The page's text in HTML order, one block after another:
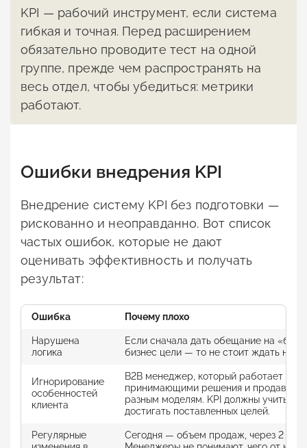
KPI — рабочий инструмент, если система
гибкая и точная. Перед расширением
обязательно проводите тест на одной
группе, прежде чем распространять на
весь отдел, чтобы убедиться: метрики
работают.
Ошибки внедрения KPI
Внедрение систему KPI без подготовки —
рискованно и неоправданно. Вот список
частых ошибок, которые не дают
оценивать эффективность и получать
результат:
Ошибка Почемуплохо
Нарушена
логика
Если сначала дать обещание на
бизнес цели — то не стоит ждать ни
Игнорирование
особенностей
клиента
B2B менеджер, который работает с
принимающими решения и продавец
разным моделям. KPI должны
достигать поставленных целей.
Регулярные
Сегодня — объем продаж, через 2 дня